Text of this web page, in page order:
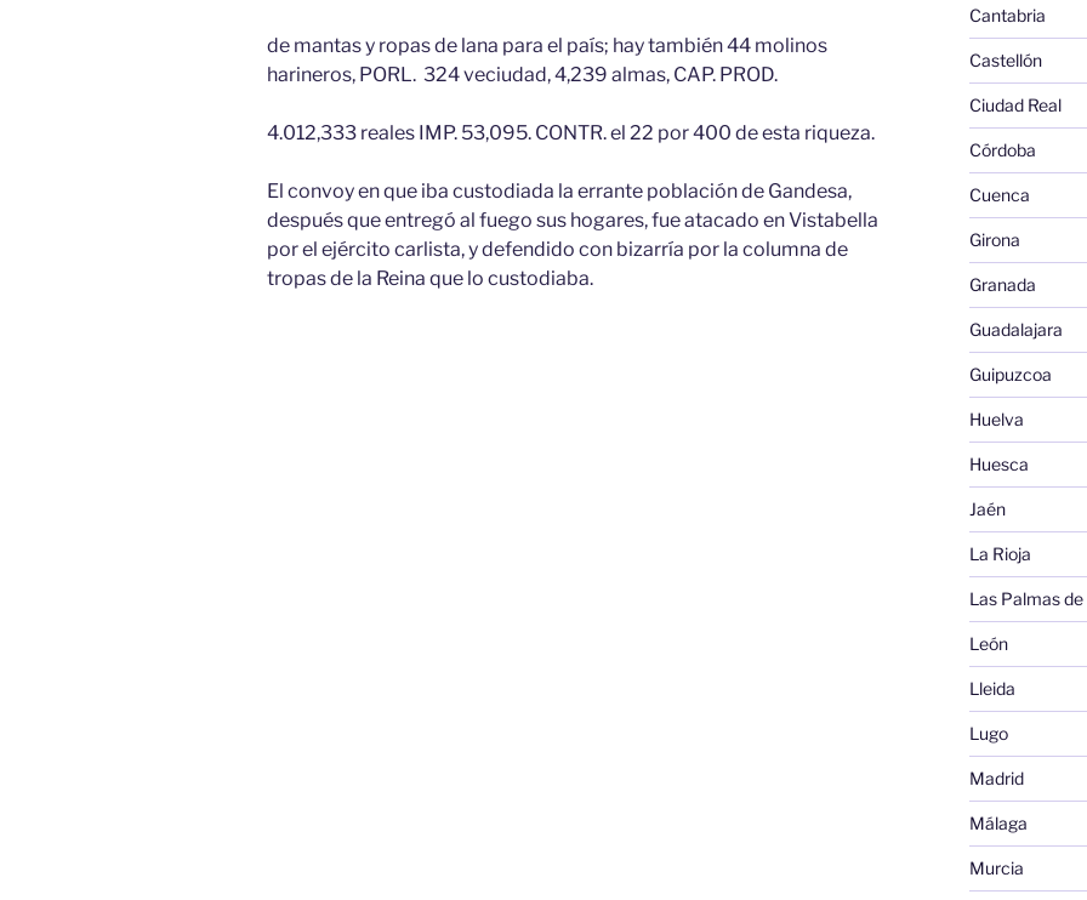
de mantas y ropas de lana para el país; hay también 44 molinos
harineros, PORL. 324 veciudad, 4,239 almas, CAP. PROD.
4.012,333 reales IMP. 53,095. CONTR. el 22 por 400 de esta riqueza.
El convoy en que iba custodiada la errante población de Gandesa,
después que entregó al fuego sus hogares, fue atacado en Vistabella
por el ejército carlista, y defendido con bizarría por la columna de
tropas de la Reina que lo custodiaba.
Cantabria
Castellón
Ciudad Real
Córdoba
Cuenca
Girona
Granada
Guadalajara
Guipuzcoa
Huelva
Huesca
Jaén
La Rioja
Las Palmas
León
Lleida
Lugo
Madrid
Málaga
Murcia